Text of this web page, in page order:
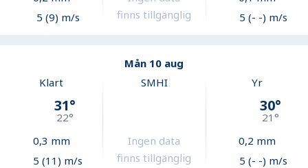
5 (9) m/s
finns tillgänglig
5 (- -) m/s
Mån 10 aug
Klart
31°
22°
0,3 mm
5 (11) m/s
SMHI
Ingen data
finns tillgänglig
Yr
30°
21°
0,2 mm
5 (- -) m/s